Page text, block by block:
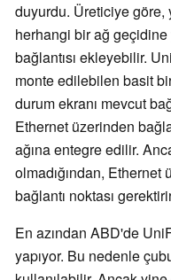
duyurdu. Üreticiye
herhangi bir ağ
bağlantısı ekleyebilir.
monte edilebilen basit
durum ekranı mevcut
Ethernet üzerinden
ağına entegre edilir.
olmadığından,
bağlantı noktası
En azından ABD'de
yapıyor. Bu nedenle